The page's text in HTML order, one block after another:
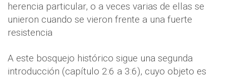
herencia particular, o a veces varias de ellas se
unieron cuando se vieron frente a una fuerte
resistencia
A este bosquejo histórico sigue una segunda
introducción (capítulo 2:6 a 3:6), cuyo objeto es